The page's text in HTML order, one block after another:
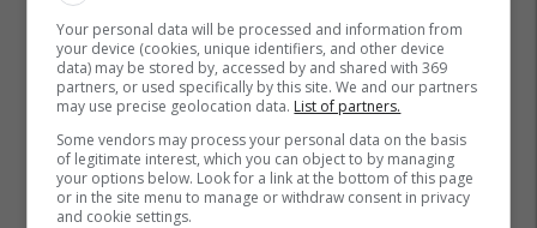
Your personal data will be processed and information from
your device (cookies, unique identifiers, and other device
data) may be stored by, accessed by and shared with 369
partners, or used specifically by this site. We and our partners
may use precise geolocation data. List of partners.
Some vendors may process your personal data on the basis
of legitimate interest, which you can object to by managing
your options below. Look for a link at the bottom of this page
or in the site menu to manage or withdraw consent in privacy
and cookie settings.